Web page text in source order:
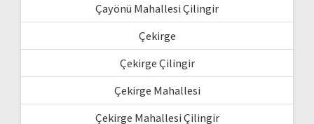
Çayönü Mahallesi Çilingir
Çekirge
Çekirge Çilingir
Çekirge Mahallesi
Çekirge Mahallesi Çilingir